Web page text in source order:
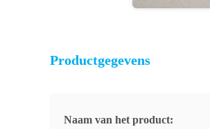
Productgegevens
Naam van het product: